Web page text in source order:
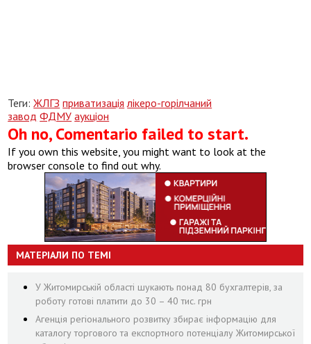
Теги:ЖЛГЗ приватизація лікеро-горілчаний
завод ФДМУ аукціон
Oh no, Comentario failed to start.
If you own this website, you might want to look at the
browser console to find out why.
МАТЕРІАЛИ ПО ТЕМІ
У Житомирській області шукають понад 80 бухгалтерів, за
роботу готові платити до 30 – 40 тис. грн
Агенція регіонального розвитку збирає інформацію для
каталогу торгового та експортного потенціалу Житомирської